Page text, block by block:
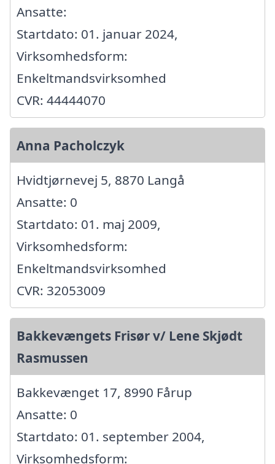
Ansatte:
Startdato: 01. januar 2024,
Virksomhedsform:
Enkeltmandsvirksomhed
CVR: 44444070
Anna Pacholczyk
Hvidtjørnevej 5, 8870 Langå
Ansatte: 0
Startdato: 01. maj 2009,
Virksomhedsform:
Enkeltmandsvirksomhed
CVR: 32053009
Bakkevængets Frisør v/ Lene Skjødt
Rasmussen
Bakkevænget 17, 8990 Fårup
Ansatte: 0
Startdato: 01. september 2004,
Virksomhedsform: